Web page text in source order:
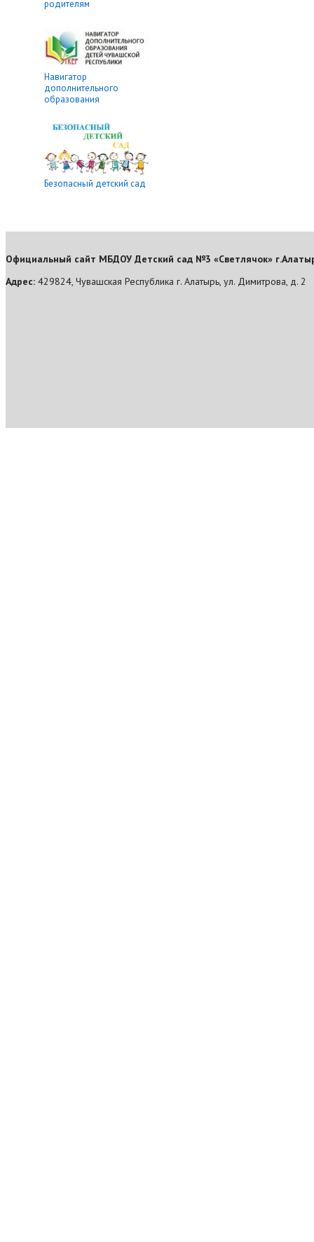
родителям
Навигатор
дополнительного
образования
Безопасный детский сад
Официальный сайт МБДОУ Детский сад №3 «Светлячок»
Адрес: 429824, Чувашская Республика г. Алатырь, ул. Димитрова, д. 2